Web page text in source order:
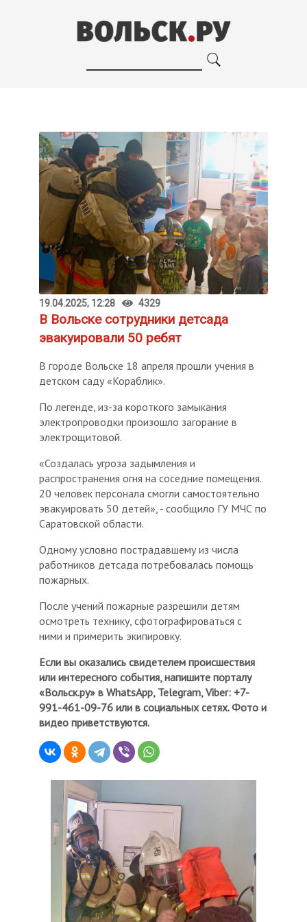
19.04.2025, 12:28 4329
В Вольске сотрудники детсада
эвакуировали 50 ребят
В городе Вольске 18 апреля прошли учения в
детском саду «Кораблик».
По легенде, из-за короткого замыкания
электропроводки произошло загорание в
электрощитовой.
«Создалась угроза задымления и
распространения огня на соседние помещения.
20 человек персонала смогли самостоятельно
эвакуировать 50 детей», - сообщило ГУ МЧС по
Саратовской области.
Одному условно пострадавшему из числа
работников детсада потребовалась помощь
пожарных.
После учений пожарные разрешили детям
осмотреть технику, сфотографироваться с
ними и примерить экипировку.
Если вы оказались свидетелем происшествия
или интересного события, напишите порталу
«Вольск.ру» в WhatsApp, Telegram, Viber: +7-
991-461-09-76 или в социальных сетях. Фото и
видео приветствуются.